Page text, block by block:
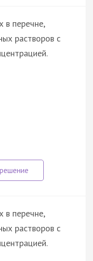
в перечне,
растворов с
в перечне,
растворов с